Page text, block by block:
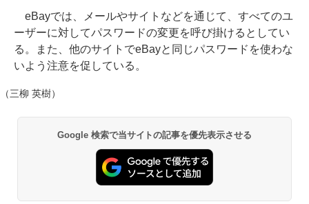
eBayでは、メールやサイトなどを通じて、すべてのユ
ーザーに対してパスワードの変更を呼び掛けるとしてい
る。また、他のサイトでeBayと同じパスワードを使わな
いよう注意を促している。
（三柳 英樹）
Google 検索で当サイトの記事を優先表示させる